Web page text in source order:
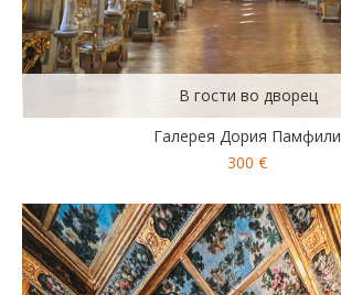
В гости во дворец
Галерея Дория Памфили
300 €